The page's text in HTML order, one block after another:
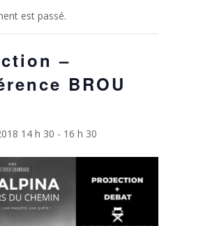
est passé.
–
BROU
14 h 30 - 16 h 30